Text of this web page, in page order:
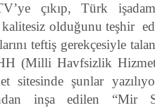
çıkıp, Türk
kalitesiz olduğunu teşhir
teftiş gerekçesiyle
(Milli Havfsizlik
sitesinde şunlar
inşa edilen “Mir